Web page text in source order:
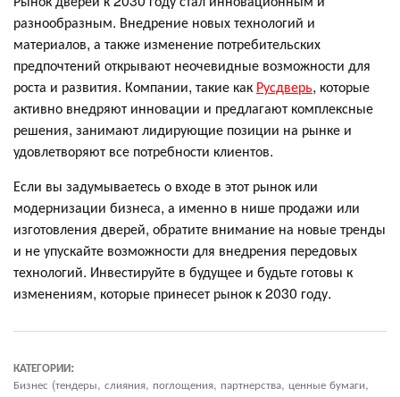
разнообразным. Внедрение новых технологий и
материалов, а также изменение потребительских
предпочтений открывают неочевидные возможности для
роста и развития. Компании, такие как Русдверь, которые
активно внедряют инновации и предлагают комплексные
решения, занимают лидирующие позиции на рынке и
удовлетворяют все потребности клиентов.
Если вы задумываетесь о входе в этот рынок или
модернизации бизнеса, а именно в нише продажи или
изготовления дверей, обратите внимание на новые тренды
и не упускайте возможности для внедрения передовых
технологий. Инвестируйте в будущее и будьте готовы к
изменениям, которые принесет рынок к 2030 году.
КАТЕГОРИИ:
Бизнес (тендеры, слияния, поглощения, партнерства, ценные бумаги,